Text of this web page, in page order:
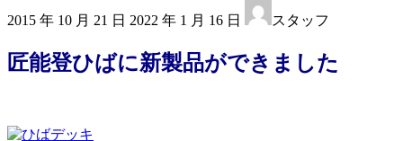
2015 年 10 月 21 日 終
新
2022 年 1 月 16 日 スタッフ
匠能登ひばに新製品ができました